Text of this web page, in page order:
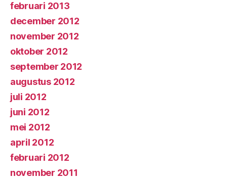
februari 2013
december 2012
november 2012
oktober 2012
september 2012
augustus 2012
juli 2012
juni 2012
mei 2012
april 2012
februari 2012
november 2011